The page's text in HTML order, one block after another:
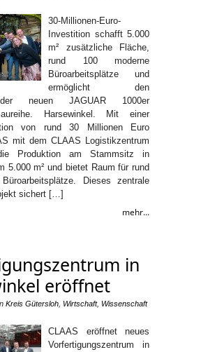
30-Millionen-Euro-
Investition schafft 5.000
m² zusätzliche Fläche,
rund 100 moderne
Büroarbeitsplätze und
ermöglicht den
neuen JAGUAR 1000er
Harsewinkel. Mit einer
von rund 30 Millionen Euro
mit dem CLAAS Logistikzentrum
Produktion am Stammsitz in
5.000 m² und bietet Raum für rund
Dieses zentrale
sichert […]
mehr...
in
eröffnet
Kreis Gütersloh Wirtschaft, Wissenschaft
CLAAS eröffnet neues
Vorfertigungszentrum in